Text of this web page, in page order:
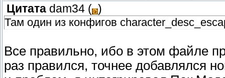
Цитата dam34 ( )
Там один из конфигов
Все правильно, ибо в этом файле
раз правился, точнее добавлялся